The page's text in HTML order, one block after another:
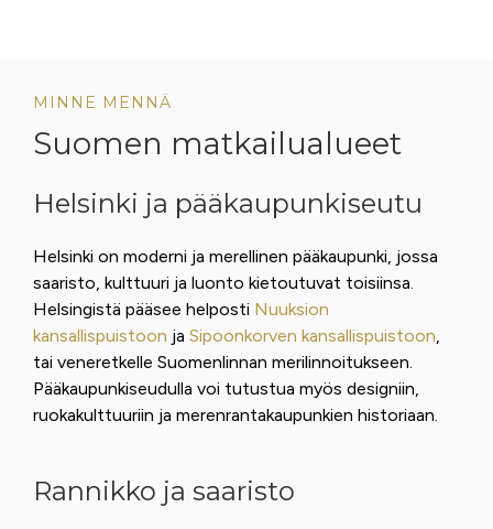
MINNE MENNÄ
Suomen matkailualueet
Helsinki ja pääkaupunkiseutu
Helsinki on moderni ja merellinen pääkaupunki, jossa
saaristo, kulttuuri ja luonto kietoutuvat toisiinsa.
Helsingistä pääsee helposti Nuuksion
kansallispuistoon ja Sipoonkorven kansallispuistoon,
tai veneretkelle Suomenlinnan merilinnoitukseen.
Pääkaupunkiseudulla voi tutustua myös designiin,
ruokakulttuuriin ja merenrantakaupunkien historiaan.
Rannikko ja saaristo